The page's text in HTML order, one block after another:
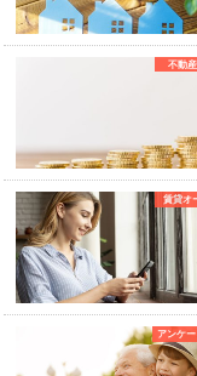
不動
賃貸オ
アンケ